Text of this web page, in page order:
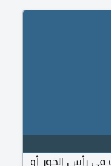
رأس الخور أو